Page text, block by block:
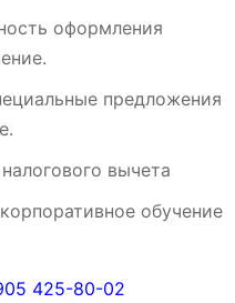
оформления
предложения
вычета
обучение
425-80-02‬‬